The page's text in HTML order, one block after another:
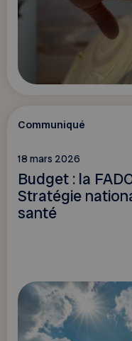
Communiqué
18 mars 2026
Budget : la
Stratégie
santé